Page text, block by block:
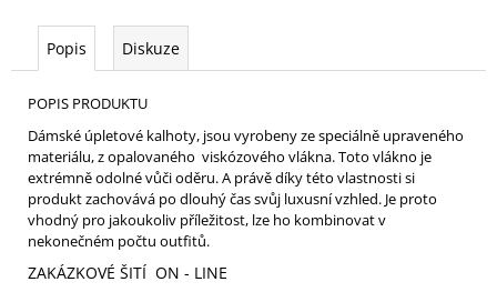
Popis Diskuze
POPIS PRODUKTU
Dámské úpletové kalhoty, jsou vyrobeny ze speciálně upraveného
materiálu, z opalovaného viskózového vlákna. Toto vlákno je
extrémně odolné vůči oděru. A právě díky této vlastnosti si
produkt zachovává po dlouhý čas svůj luxusní vzhled. Je proto
vhodný pro jakoukoliv příležitost, lze ho kombinovat v
nekonečném počtu outfitů.
ZAKÁZKOVÉ ŠITÍ ON - LINE